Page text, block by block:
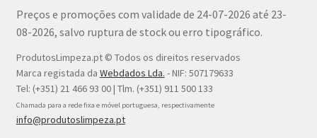
Preços e promoções com validade de 24-07-2026 até 23-
08-2026, salvo ruptura de stock ou erro tipográfico.
ProdutosLimpeza.pt © Todos os direitos reservados
Marca registada da Webdados Lda. - NIF: 507179633
Tel: (+351) 21 466 93 00 | Tlm. (+351) 911 500 133
Chamada para a rede fixa e móvel portuguesa, respectivamente
info@produtoslimpeza.pt